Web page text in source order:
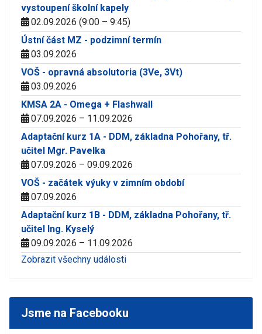
vystoupení školní kapely
02.09.2026 (9:00 – 9:45)
Ústní část MZ - podzimní termín
03.09.2026
VOŠ - opravná absolutoria (3Ve, 3Vt)
03.09.2026
KMSA 2A - Omega + Flashwall
07.09.2026 – 11.09.2026
Adaptační kurz 1A - DDM, základna Pohořany, tř.
učitel Mgr. Pavelka
07.09.2026 – 09.09.2026
VOŠ - začátek výuky v zimním období
07.09.2026
Adaptační kurz 1B - DDM, základna Pohořany, tř.
učitel Ing. Kyselý
09.09.2026 – 11.09.2026
Zobrazit všechny události
Jsme na Facebooku